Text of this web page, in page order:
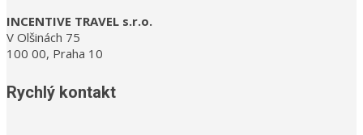
INCENTIVE TRAVEL s.r.o.
V Olšinách 75
100 00, Praha 10
Rychlý kontakt